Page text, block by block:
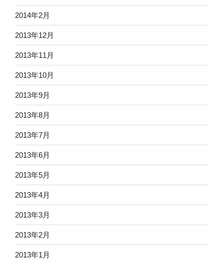
2014年2月
2013年12月
2013年11月
2013年10月
2013年9月
2013年8月
2013年7月
2013年6月
2013年5月
2013年4月
2013年3月
2013年2月
2013年1月